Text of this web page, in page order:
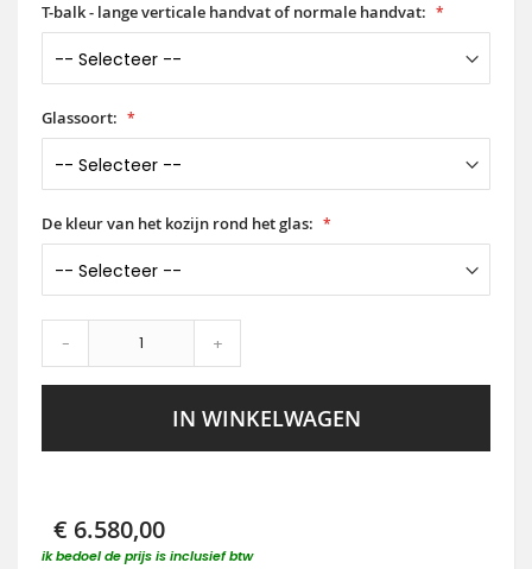
T-balk - lange verticale handvat of normale handvat:
Glassoort:
De kleur van het kozijn rond het glas:
- +
IN WINKELWAGEN
€ 6.580,00
ik bedoel de prijs is inclusief btw